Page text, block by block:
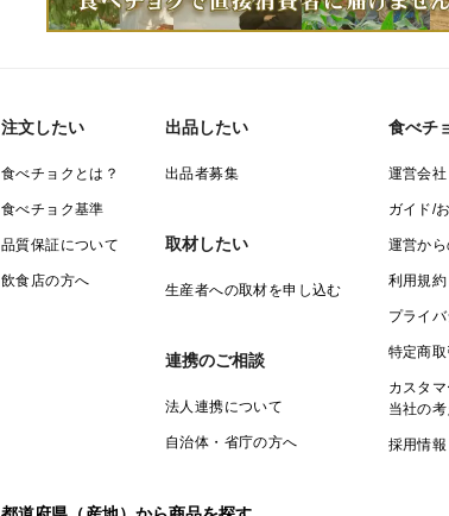
注文したい
食べチョクとは？
食べチョク基準
品質保証について
飲食店の方へ
出品したい
出品者募集
取材したい
生産者への取材を申し込む
連携のご相談
法人連携について
自治体・省庁の方へ
食べチ
運営会社
ガイド/
運営か
利用規約
プライ
特定商
カスタ
当社の
採用情報